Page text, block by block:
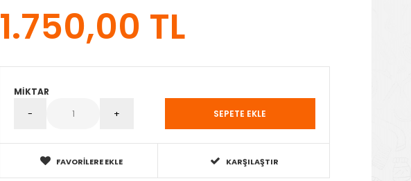
1.750,00 TL
MIKTAR
FAVORILERE EKLE KARŞILAŞTIR